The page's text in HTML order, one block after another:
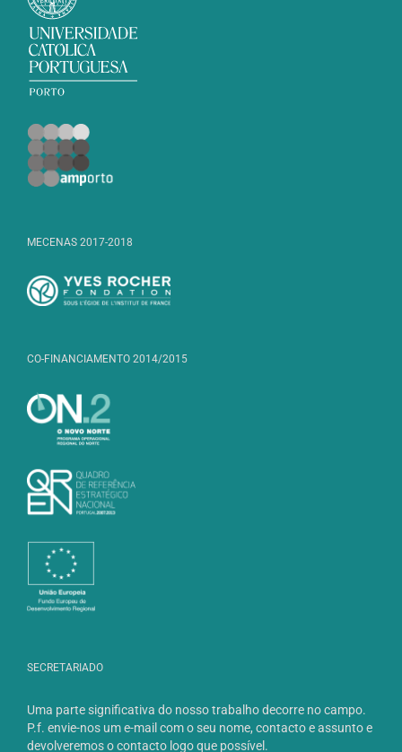
MECENAS 2017-2018
CO-FINANCIAMENTO 2014/2015
SECRETARIADO
Uma parte significativa do nosso trabalho decorre no campo.
P.f. envie-nos um e-mail com o seu nome, contacto e assunto e
devolveremos o contacto logo que possível.